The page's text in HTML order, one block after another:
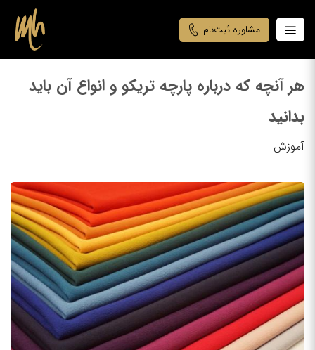
مشاوره ثبت‌نام
هر آنچه که درباره پارچه تریکو و انواع آن باید
بدانید
آموزش